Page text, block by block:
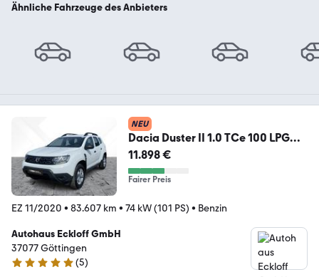
Ähnliche Fahrzeuge des Anbieters
NEU
Dacia Duster II 1.0 TCe 100 LPG
ECO-G Deal LED
11.898 €
Fairer Preis
EZ 11/2020 • 83.607 km • 74 kW (101 PS) • Benzin
Autohaus Eckloff GmbH
37077 Göttingen
4.8 Sterne
(5)